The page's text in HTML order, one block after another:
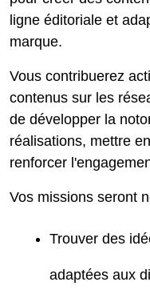
ligne éditoriale et
marque.
Vous contribuerez
contenus sur les
de développer la
réalisations, mettre
renforcer
Vos missions seront
Trouver des
adaptées aux